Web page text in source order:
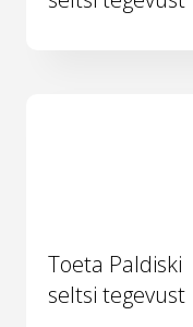
Toeta Paldiski
seltsi tegevust